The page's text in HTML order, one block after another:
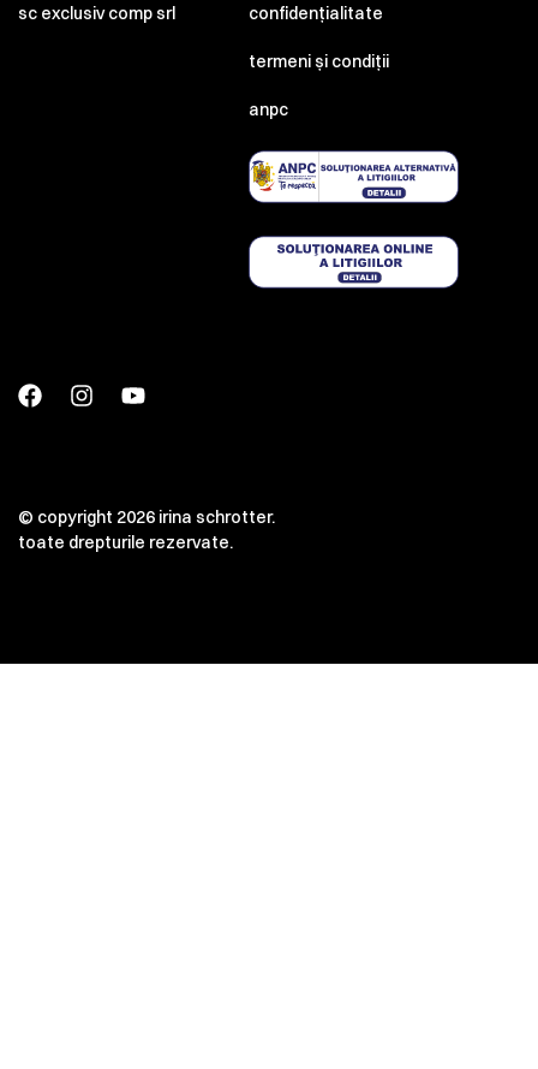
sc exclusiv comp srl confidențialitate
termeni și condiții
anpc
© copyright 2026 irina schrotter.
toate drepturile rezervate.